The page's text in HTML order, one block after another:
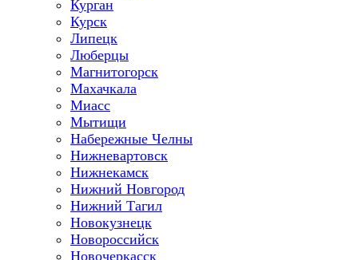
Курган
Курск
Липецк
Люберцы
Магнитогорск
Махачкала
Миасс
Мытищи
Набережные Челны
Нижневартовск
Нижнекамск
Нижний Новгород
Нижний Тагил
Новокузнецк
Новороссийск
Новочеркасск